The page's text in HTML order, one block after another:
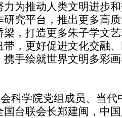
为推动人类文明进步
究平台，推出更多高
，打造更多朱子学文
，更好促进文化交融
手绘就世界文明多彩
学院党组成员、当代
台联会长郑建闽，中